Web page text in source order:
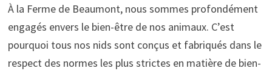
À la Ferme de Beaumont, nous sommes profondément
engagés envers le bien-être de nos animaux. C’est
pourquoi tous nos nids sont conçus et fabriqués dans le
respect des normes les plus strictes en matière de bien-